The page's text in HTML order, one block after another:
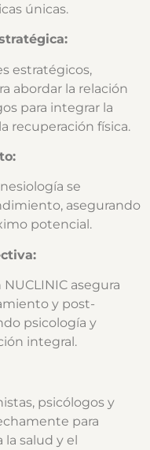
únicas.
estratégicos,
abordar la relación
para integrar la
recuperación física.
se
asegurando
potencial.
asegura
y post-
psicología y
integral.
psicólogos y
para
salud y el